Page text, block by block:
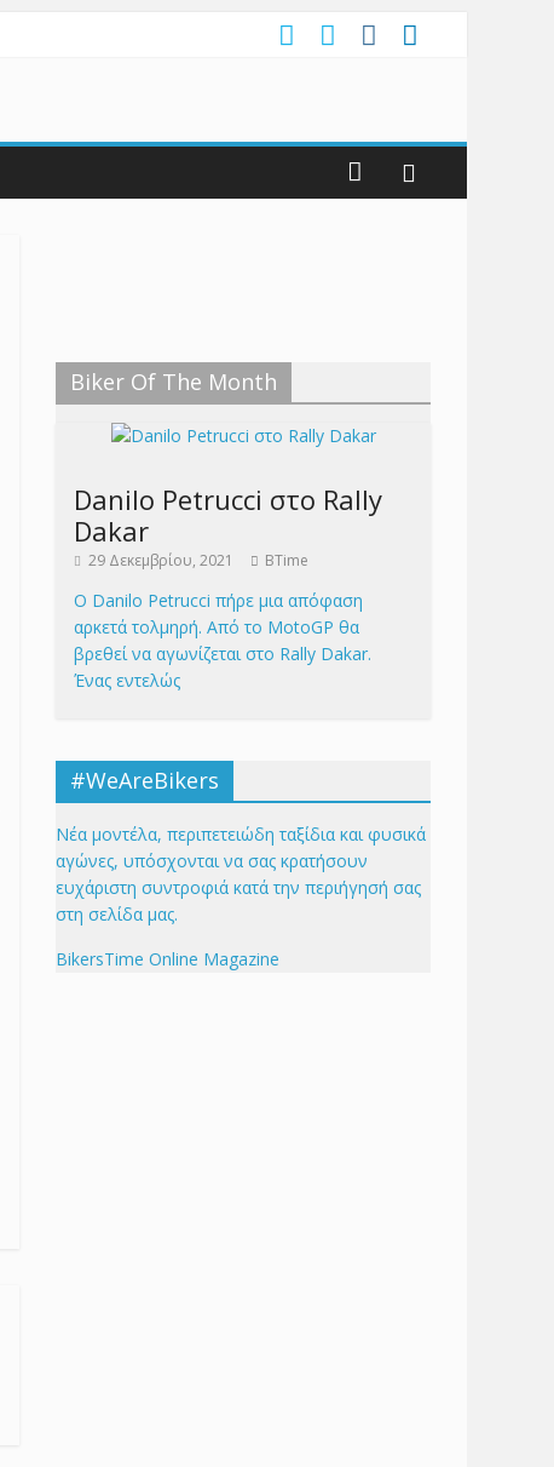
Biker Of The Month
Danilo Petrucci στο Rally
Dakar
29 Δεκεμβρίου, 2021 BTime
Ο Danilo Petrucci πήρε μια απόφαση
αρκετά τολμηρή. Από το MotoGP θα
βρεθεί να αγωνίζεται στο Rally Dakar.
Ένας εντελώς
#WeAreBikers
Νέα μοντέλα, περιπετειώδη ταξίδια και φυσικά
αγώνες, υπόσχονται να σας κρατήσουν
ευχάριστη συντροφιά κατά την περιήγησή σας
στη σελίδα μας.
BikersTime Online Magazine